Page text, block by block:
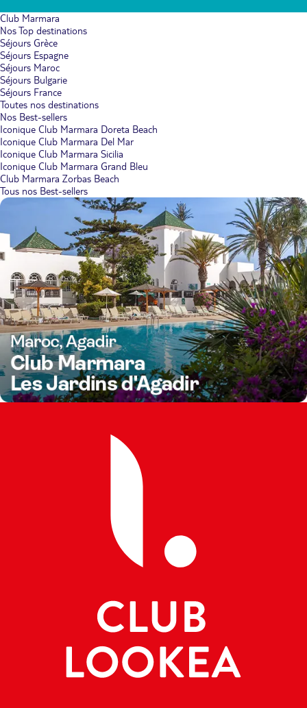
Club Marmara
Nos Top destinations
Séjours Grèce
Séjours Espagne
Séjours Maroc
Séjours Bulgarie
Séjours France
Toutes nos destinations
Nos Best-sellers
Iconique Club Marmara Doreta Beach
Iconique Club Marmara Del Mar
Iconique Club Marmara Sicilia
Iconique Club Marmara Grand Bleu
Club Marmara Zorbas Beach
Tous nos Best-sellers